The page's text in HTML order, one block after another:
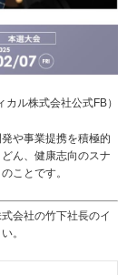
カル株式会社公式FB）
や事業提携を積極的
ん、健康志向のスナ
ことです。
会社の竹下社長のイ
。